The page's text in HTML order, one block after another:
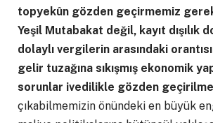
topyekûn gözden geçirmemiz
Yeşil Mutabakat değil, kayıt dışılık
dolaylı vergilerin arasındaki
gelir tuzağına sıkışmış ekonomik
sorunlar ivedilikle gözden
çıkabilmemizin önündeki en büyük